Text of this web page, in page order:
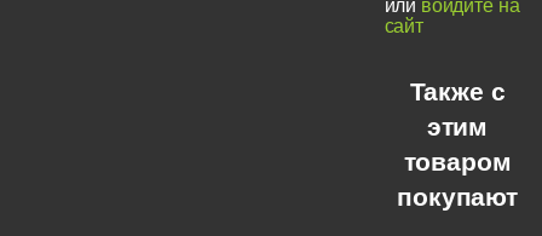
или войдите на
сайт
Также с
этим
товаром
покупают